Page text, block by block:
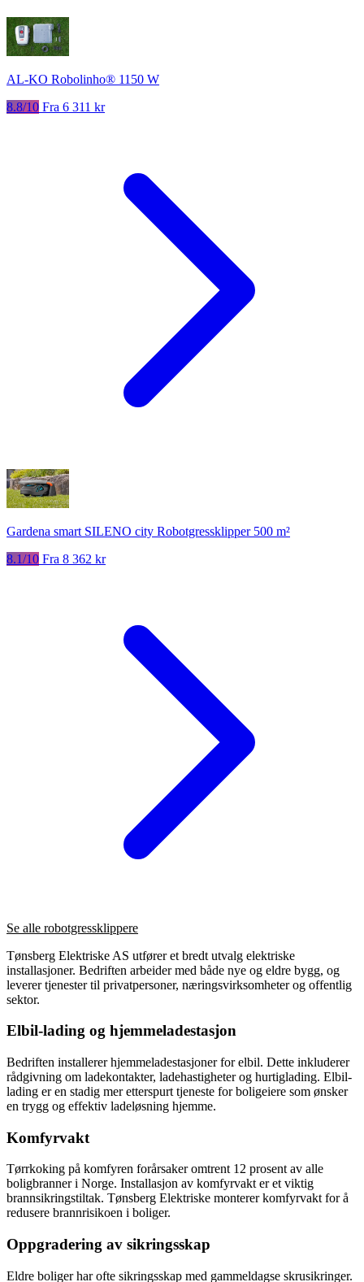
AL-KO Robolinho® 1150 W
8.8/10 Fra 6 311 kr
Gardena smart SILENO city Robotgressklipper 500 m²
8.1/10 Fra 8 362 kr
Se alle robotgressklippere
Tønsberg Elektriske AS utfører et bredt utvalg elektriske
installasjoner. Bedriften arbeider med både nye og eldre bygg, og
leverer tjenester til privatpersoner, næringsvirksomheter og offentlig
sektor.
Elbil-lading og hjemmeladestasjon
Bedriften installerer hjemmeladestasjoner for elbil. Dette inkluderer
rådgivning om ladekontakter, ladehastigheter og hurtiglading. Elbil-
lading er en stadig mer etterspurt tjeneste for boligeiere som ønsker
en trygg og effektiv ladeløsning hjemme.
Komfyrvakt
Tørrkoking på komfyren forårsaker omtrent 12 prosent av alle
boligbranner i Norge. Installasjon av komfyrvakt er et viktig
brannsikringstiltak. Tønsberg Elektriske monterer komfyrvakt for å
redusere brannrisikoen i boliger.
Oppgradering av sikringsskap
Eldre boliger har ofte sikringsskap med gammeldagse skrusikringer.